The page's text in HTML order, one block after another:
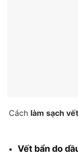
Cách làm sạch
Vết bẩn do